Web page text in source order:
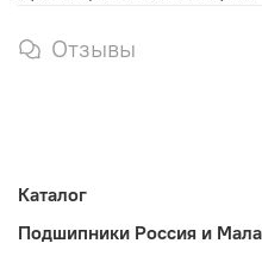
Отзывы
Каталог
Подшипники Россия и